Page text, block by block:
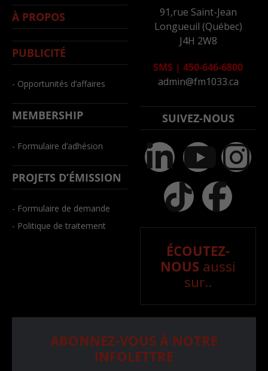
À PROPOS
PUBLICITÉ
- Opportunités d’affaires
MEMBERSHIP
- Formulaire d’adhésion
PROJETS D’ÉMISSION
- Formulaire de demande
- Politique de traitement
91,rue Saint-Jean
Longueuil (Québec)
J4H 2W8
SMS | 450-646-6800
admin@fm1033.ca
SUIVEZ-NOUS
ÉCOUTEZ-
NOUS aussi
sur..
ABONNEZ-VOUS À NOTRE
INFOLETTRE